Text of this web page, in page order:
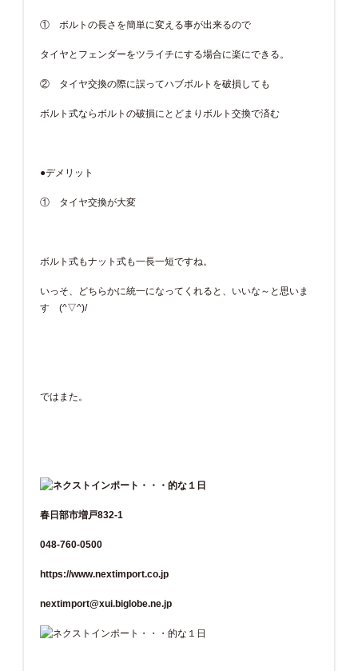
① ボルトの長さを簡単に変える事が出来るので
タイヤとフェンダーをツライチにする場合に楽にできる。
② タイヤ交換の際に誤ってハブボルトを破損しても
ボルト式ならボルトの破損にとどまりボルト交換で済む
●デメリット
① タイヤ交換が大変
ボルト式もナット式も一長一短ですね。
いっそ、どちらかに統一になってくれると、いいな～と思いま
す (^▽^)/
ではまた。
春日部市増戸832-1
048-760-0500
https://www.nextimport.co.jp
nextimport@xui.biglobe.ne.jp